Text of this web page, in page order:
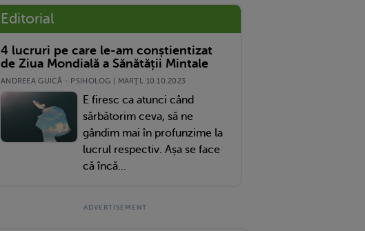
Editorial
4 lucruri pe care le-am conștientizat
de Ziua Mondială a Sănătății Mintale
ANDREEA GUICĂ - PSIHOLOG | MARŢI, 10.10.2023
E firesc ca atunci când
sărbătorim ceva, să ne
gândim mai în profunzime la
lucrul respectiv. Așa se face
că încă...